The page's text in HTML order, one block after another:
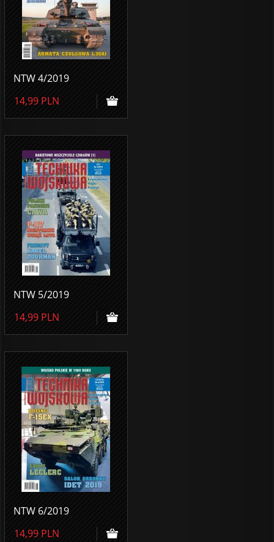
NTW 4/2019
14,99 PLN
NTW 5/2019
14,99 PLN
NTW 6/2019
14,99 PLN